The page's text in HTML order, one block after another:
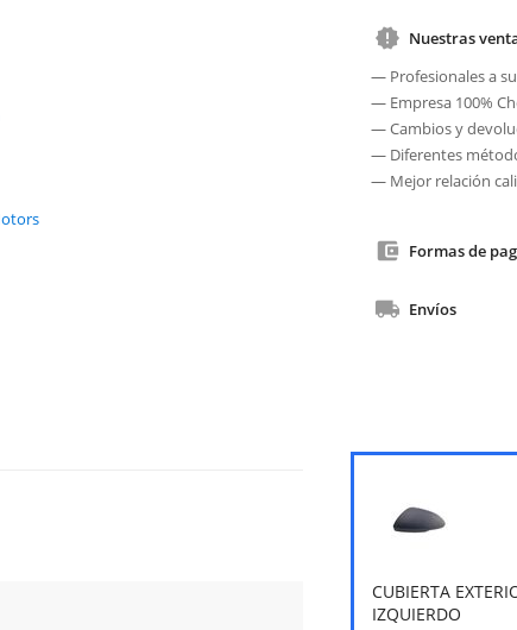
Nuestras
— Profesionales a
— Empresa 100%
— Cambios y
— Diferentes
— Mejor relación
Formas de
Envíos
CUBIERTA
IZQUIERDO